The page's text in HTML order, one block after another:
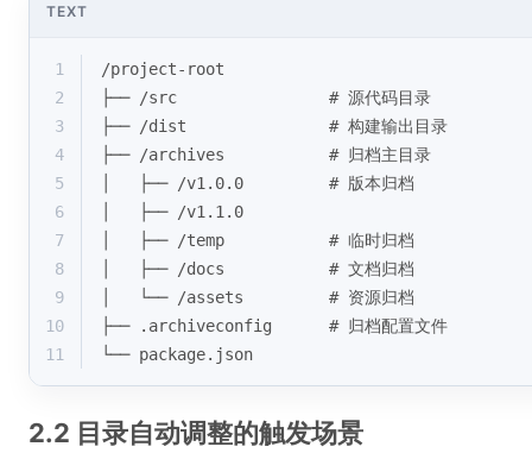
TEXT
1
/project-root
2
├── /src                # 源代码目录
3
├── /dist               # 构建输出目录
4
├── /archives           # 归档主目录
5
│   ├── /v1.0.0         # 版本归档
6
│   ├── /v1.1.0
7
│   ├── /temp           # 临时归档
8
│   ├── /docs           # 文档归档
9
│   └── /assets         # 资源归档
10
├── .archiveconfig      # 归档配置文件
11
└── package.json
2.2 目录自动调整的触发场景